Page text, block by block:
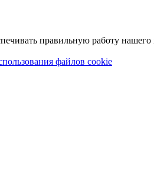
правильную работу нашего
файлов cookie